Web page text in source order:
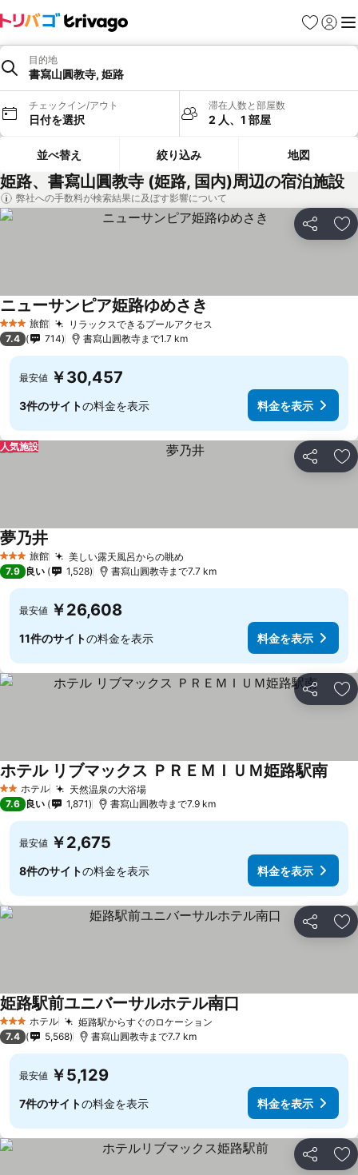
お気に入り
ログイ
メ
目的地
書寫山圓教寺, 姫路
チェックイン/アウト
日付を選択
滞在人数と部屋数
2 人、1 部屋
並べ替え 絞り込み 地図
姫路、書寫山圓教寺 (姫路, 国内)周辺の宿泊施設
弊社への手数料が検索結果に及ぼす影響について
シェア お
3 ホテルのランク
旅館 リラックスできるプールアクセス
ニューサンピア姫路ゆめさき
7.4 714 書寫山圓教寺まで1.7 km
最安値 ￥30,457
3件のサイトの料金を表示 料金を表示
シェア お
人気施設
3 ホテルのランク
旅館 美しい露天風呂からの眺め
夢乃井
7.9 良い 1,528 書寫山圓教寺まで7.7 km
最安値 ￥26,608
11件のサイトの料金を表示 料金を表示
シェア お
2 ホテルのランク
ホテル 天然温泉の大浴場
ホテル リブマックス ＰＲＥＭＩＵＭ姫路駅南
7.6 良い 1,871 書寫山圓教寺まで7.9 km
最安値 ￥2,675
8件のサイトの料金を表示 料金を表示
シェア お
3 ホテルのランク
ホテル 姫路駅からすぐのロケーション
姫路駅前ユニバーサルホテル南口
7.4 5,568 書寫山圓教寺まで7.7 km
最安値 ￥5,129
7件のサイトの料金を表示 料金を表示
シェア お